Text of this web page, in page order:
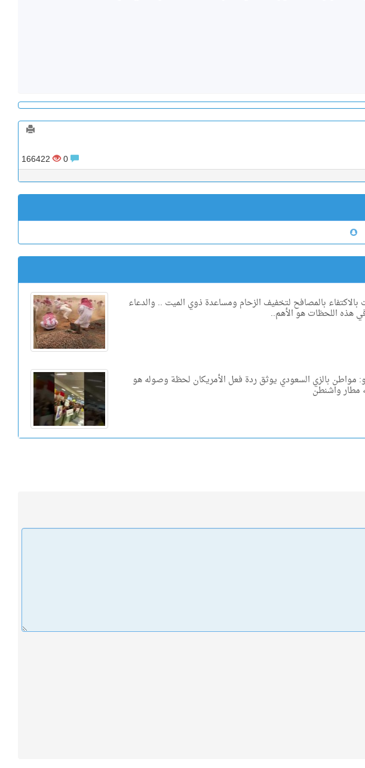
166422
بالاكتفاء بالمصافح لتخفيف الزحام ومساعدة ذوي الميت .. والدعاء
هذه اللحظات هو الأهم..
مواطن بالزي السعودي يوثق ردة فعل الأمريكان لحظة وصوله هو
مطار واشنطن